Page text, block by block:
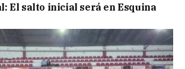
El salto inicial será en Esquina